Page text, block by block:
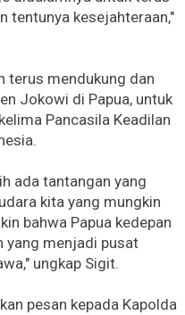
tentunya kesejahteraan,"
terus mendukung dan
Jokowi di Papua, untuk
Pancasila Keadilan
ada tantangan yang
kita yang mungkin
bahwa Papua kedepan
yang menjadi pusat
ungkap Sigit.
pesan kepada Kapolda